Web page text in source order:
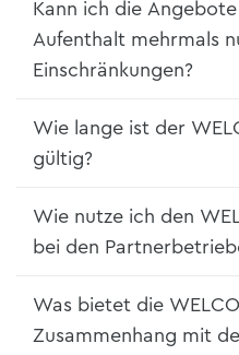
Kann ich die
Aufenthalt mehrmals
Einschränkungen?
Wie lange ist der
gültig?
Wie nutze ich den
bei den
Was bietet die
Zusammenhang mit